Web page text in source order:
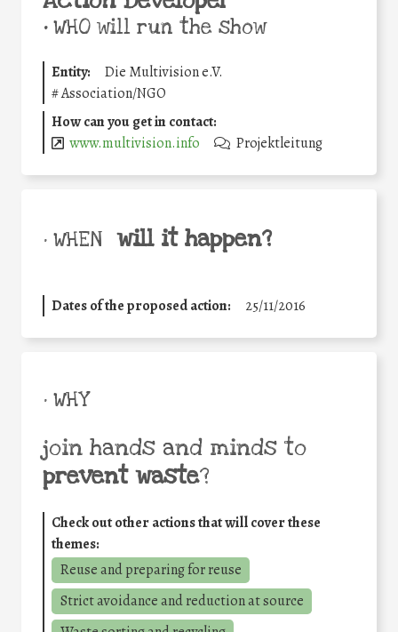
•WHO will run the show
Entity:
Die Multivision e.V.
#Association/NGO
How can you get in contact:
www.multivision.info
Projektleitung
• WHEN will it happen?
Dates of the proposed action: 25/11/2016
• WHY
join hands and minds to
prevent waste?
Check out other actions that will cover these
themes:
Reuse and preparing for reuse
Strict avoidance and reduction at source